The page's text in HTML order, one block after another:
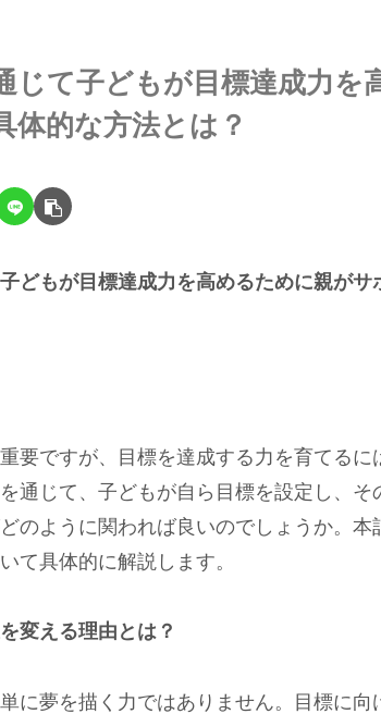
じて子どもが目標達成力を
体的な方法とは？
どもが目標達成力を高めるために親がサ
要ですが、目標を達成する力を育てる
通じて、子どもが自ら目標を設定し、
のように関われば良いのでしょうか。
て具体的に解説します。
変える理由とは？
に夢を描く力ではありません。目標に